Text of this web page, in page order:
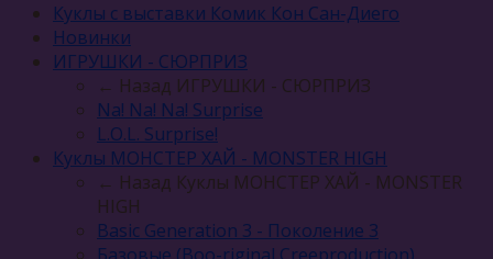
Куклы с выставки Комик Кон Сан-Диего
Новинки
ИГРУШКИ - СЮРПРИЗ
← Назад ИГРУШКИ - СЮРПРИЗ
Na! Na! Na! Surprise
L.O.L. Surprise!
Куклы МОНСТЕР ХАЙ - MONSTER HIGH
← Назад Куклы МОНСТЕР ХАЙ - MONSTER
HIGH
Basic Generation 3 - Поколение 3